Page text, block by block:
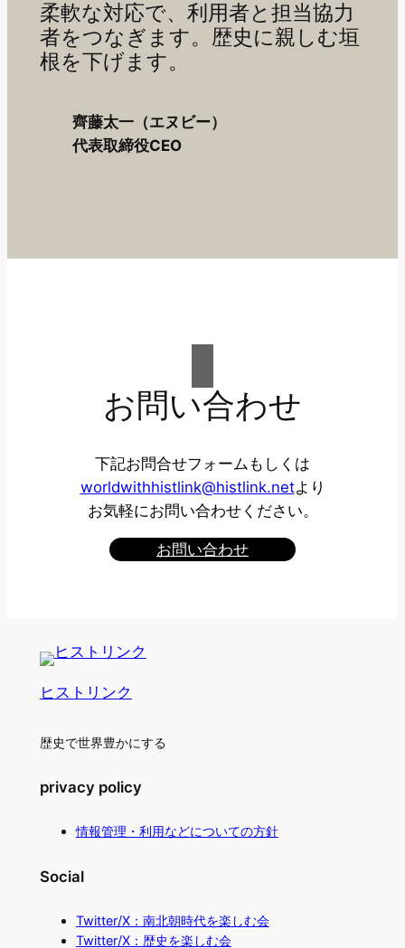
柔軟な対応で、利用者と担当協力
者をつなぎます。歴史に親しむ垣
根を下げます。
齊藤太一（エヌビー）
代表取締役CEO
お問い合わせ
下記お問合せフォームもしくは
worldwithhistlink@histlink.netより
お気軽にお問い合わせください。
お問い合わせ
ヒストリンク
歴史で世界豊かにする
privacy policy
情報管理・利用などについての方針
Social
Twitter/X：南北朝時代を楽しむ会
Twitter/X：歴史を楽しむ会